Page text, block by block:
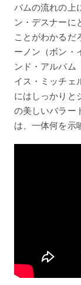
バムの流れの上
ン・デスナーに
ことがわかるだ
ーノン（ボン・
ンド・アルバム
イス・ミッチェ
にはしっかりと
の美しいバラー
は、一体何を示